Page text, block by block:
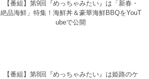
【番組】第9回『めっちゃみたい』は「新春・
絶品海鮮」特集！海鮮丼＆豪華海鮮BBQをYouT
ubeで公開
【番組】第8回『めっちゃみたい』は姫路のケ